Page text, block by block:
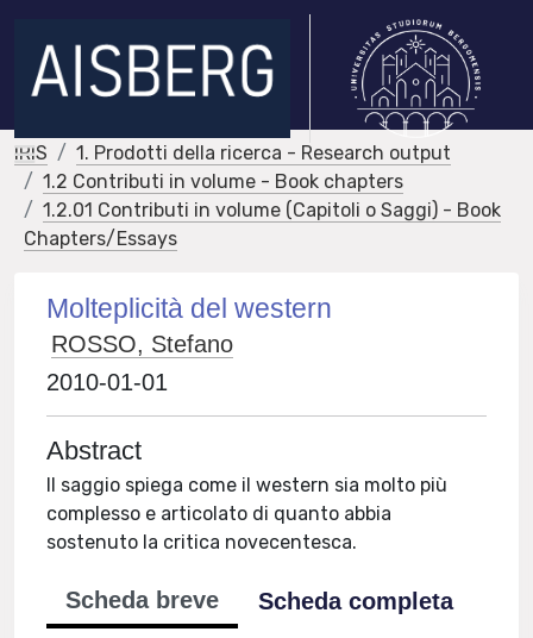
IRIS
1. Prodotti della ricerca - Research output
1.2 Contributi in volume - Book chapters
1.2.01 Contributi in volume (Capitoli o Saggi) - Book
Chapters/Essays
Molteplicità del western
ROSSO, Stefano
2010-01-01
Abstract
Il saggio spiega come il western sia molto più
complesso e articolato di quanto abbia
sostenuto la critica novecentesca.
Scheda breve
Scheda completa